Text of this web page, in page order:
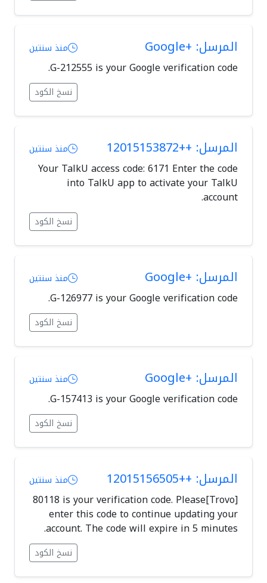
المرسل: +Google منذ سنتين
G-212555 is your Google verification code.
نسخ الكود
المرسل: ++12015153872 منذ سنتين
Your TalkU access code: 6171 Enter the code
into TalkU app to activate your TalkU
account.
نسخ الكود
المرسل: +Google منذ سنتين
G-126977 is your Google verification code.
نسخ الكود
المرسل: +Google منذ سنتين
G-157413 is your Google verification code.
نسخ الكود
المرسل: ++12015156505 منذ سنتين
[Trovo]80118 is your verification code. Please
enter this code to continue updating your
account. The code will expire in 5 minutes.
نسخ الكود